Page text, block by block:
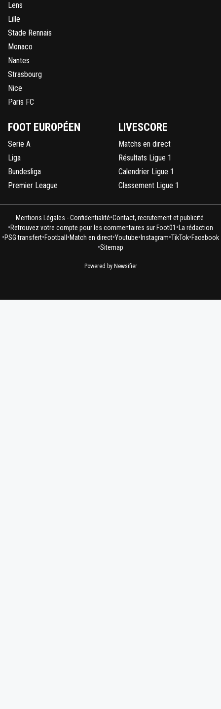
Lens
Lille
Stade Rennais
Monaco
Nantes
Strasbourg
Nice
Paris FC
FOOT EUROPÉEN
Serie A
Liga
Bundesliga
Premier League
LIVESCORE
Matchs en direct
Résultats Ligue 1
Calendrier Ligue 1
Classement Ligue 1
Mentions Légales - Confidentialité•Contact, recrutement et publicité
•Retrouvez votre compte pour les commentaires sur Foot01 • La rédaction
•PSG transfert•Football •Match en direct•Youtube• Instagram•TikTok•Facebook
•Sitemap
Powered by Newsifier